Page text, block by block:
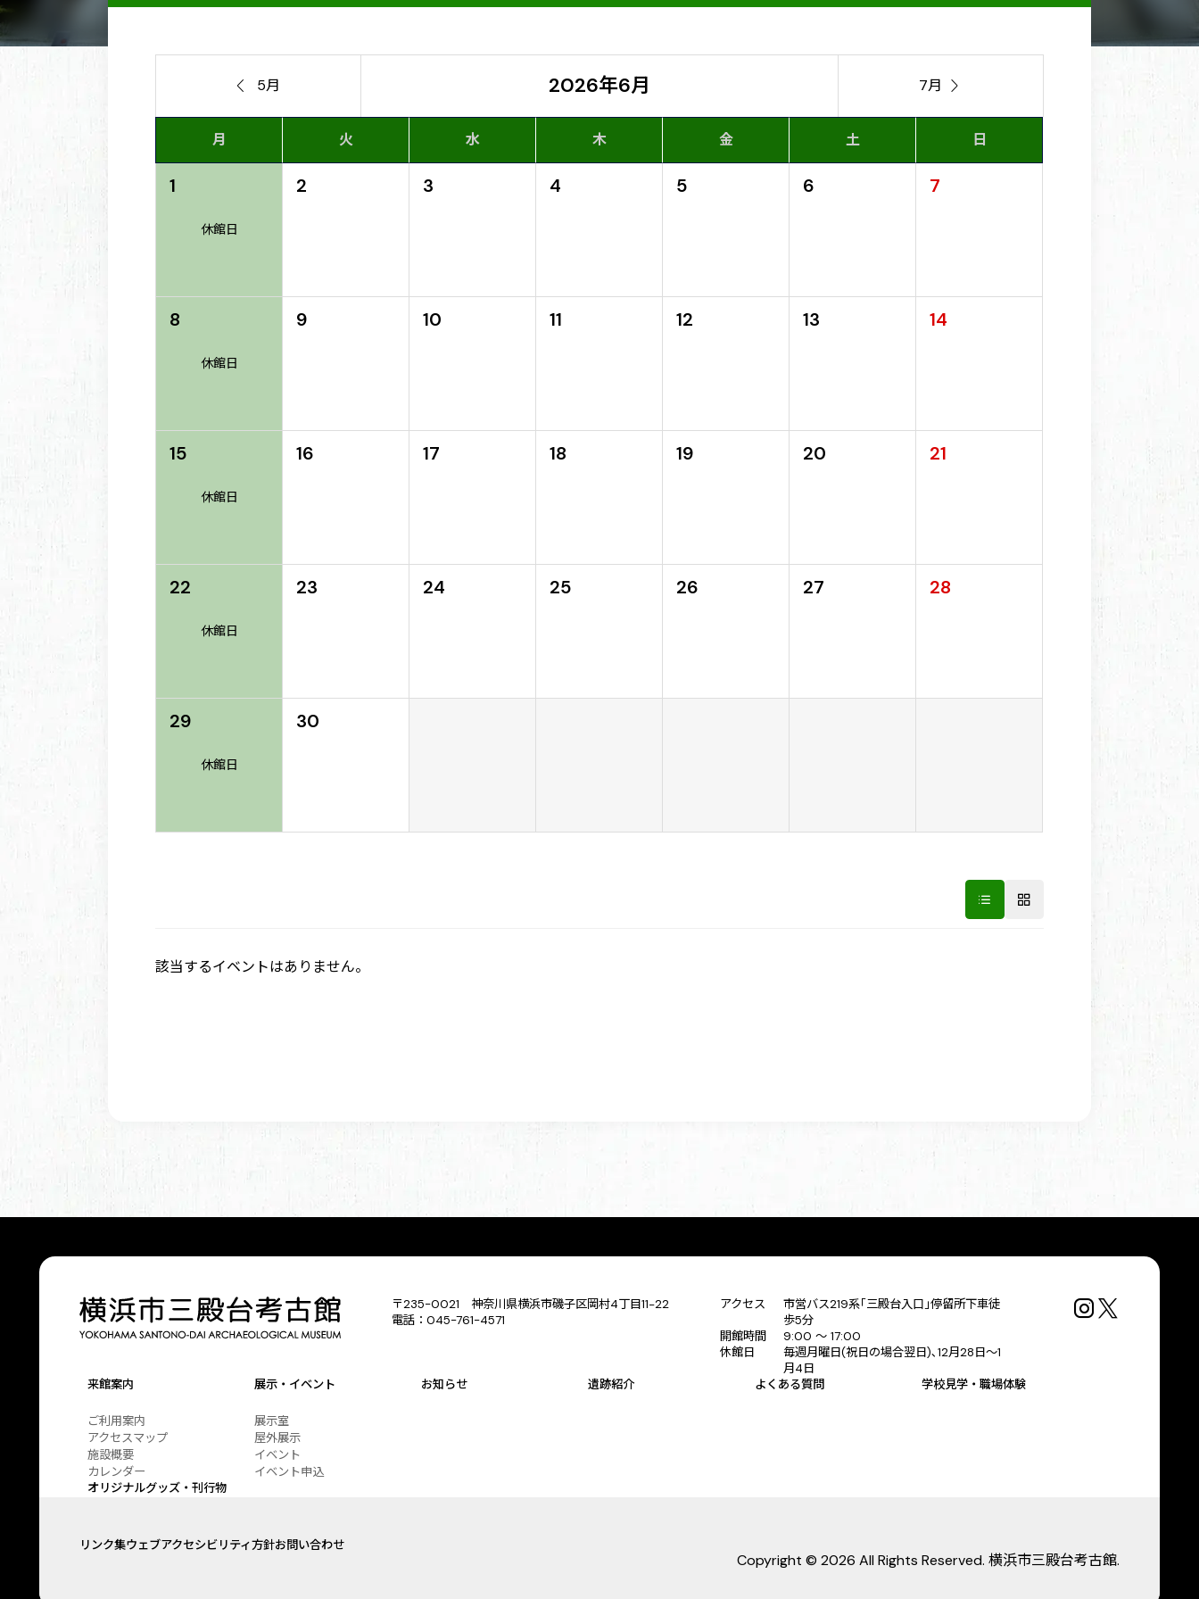
 5月 2026年6月 7月 
月 火 水 木 金 土 日
1
休館日
2 3 4 5 6 7
8
休館日
9 10 11 12 13 14
15
休館日
16 17 18 19 20 21
22
休館日
23 24 25 26 27 28
29
休館日
30
該当するイベントはありません。
〒235-0021 神奈川県横浜市磯子区岡村4丁目11−22
電話：045-761-4571
アクセス
市営バス219系｢三殿台入口｣停留所下車徒
歩5分
開館時間
9:00 〜 17:00
休館日
毎週月曜日(祝日の場合翌日)､12月28日～1
月4日
来館案内
ご利用案内
アクセスマップ
施設概要
カレンダー
展示・イベント
展示室
屋外展示
イベント
イベント申込
お知らせ 遺跡紹介 よくある質問 学校見学・職場体験
オリジナルグッズ・刊行物
リンク集ウェブアクセシビリティ方針お問い合わせ
Copyright © 2026 All Rights Reserved. 横浜市三殿台考古館.